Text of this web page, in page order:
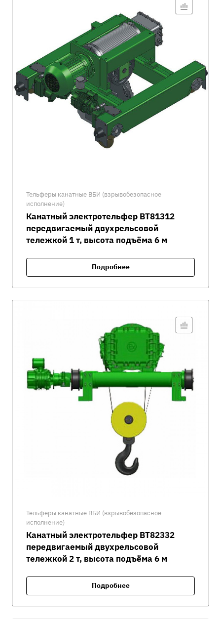
Тельферы канатные ВБИ (взрывобезопасное
исполнение)
Канатный электротельфер ВТ81312
передвигаемый двухрельсовой
тележкой 1 т, высота подъёма 6 м
Подробнее
Тельферы канатные ВБИ (взрывобезопасное
исполнение)
Канатный электротельфер ВТ82332
передвигаемый двухрельсовой
тележкой 2 т, высота подъёма 6 м
Подробнее